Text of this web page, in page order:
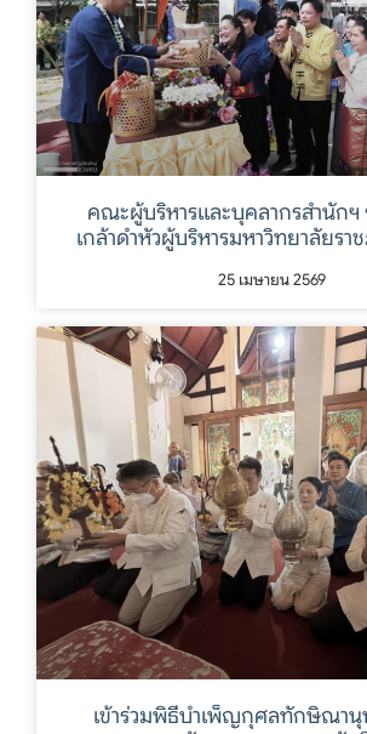
คณะผู้บริหารและบุคลากรสำนักฯ
เกล้าดำหัวผู้บริหารมหาวิทยาลัยรา
25 เมษายน 2569
เข้าร่วมพิธีบำเพ็ญกุศลทักษิณา